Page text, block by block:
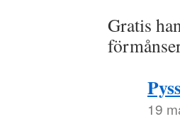
Gratis
19